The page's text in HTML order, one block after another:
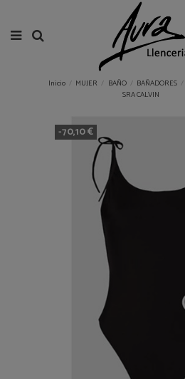
Inicio MUJER BAÑO BAÑADORES
SRA CALVIN
-70,10 €